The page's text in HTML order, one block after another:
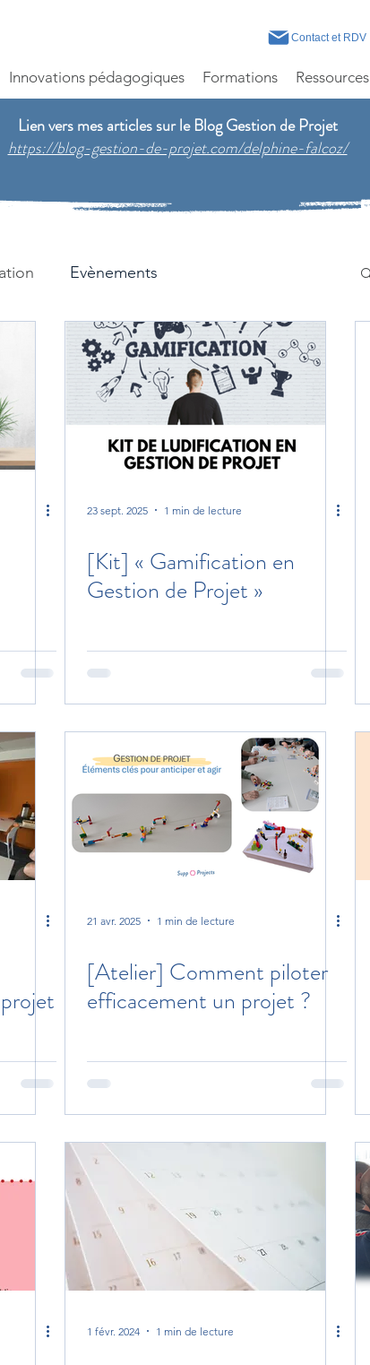
Contact et RDV
Innovations pédagogiques Formations Ressources
Lien vers mes articles sur le Blog Gestion de Projet
https://blog-gestion-de-projet.com/delphine-falcoz/
Evènements
23 sept. 2025 1 min de lecture
[Kit] « Gamification en
Gestion de Projet »
21 avr. 2025 1 min de lecture
[Atelier] Comment piloter
efficacement un projet ?
1 févr. 2024 1 min de lecture